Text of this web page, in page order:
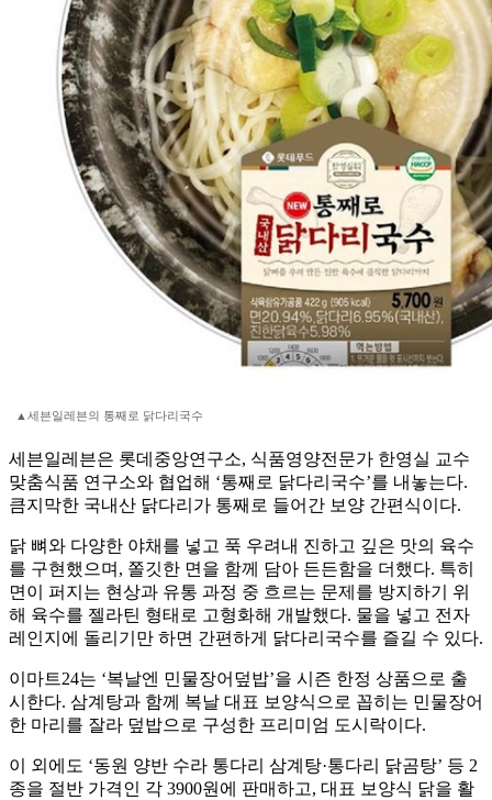
▲세븐일레븐의 통째로 닭다리국수
세븐일레븐은 롯데중앙연구소, 식품영양전문가 한영실 교수
맞춤식품 연구소와 협업해 ‘통째로 닭다리국수’를 내놓는다.
큼지막한 국내산 닭다리가 통째로 들어간 보양 간편식이다.
닭 뼈와 다양한 야채를 넣고 푹 우려내 진하고 깊은 맛의 육수
를 구현했으며, 쫄깃한 면을 함께 담아 든든함을 더했다. 특히
면이 퍼지는 현상과 유통 과정 중 흐르는 문제를 방지하기 위
해 육수를 젤라틴 형태로 고형화해 개발했다. 물을 넣고 전자
레인지에 돌리기만 하면 간편하게 닭다리국수를 즐길 수 있다.
이마트24는 ‘복날엔 민물장어덮밥’을 시즌 한정 상품으로 출
시한다. 삼계탕과 함께 복날 대표 보양식으로 꼽히는 민물장어
한 마리를 잘라 덮밥으로 구성한 프리미엄 도시락이다.
이 외에도 ‘동원 양반 수라 통다리 삼계탕·통다리 닭곰탕’ 등 2
종을 절반 가격인 각 3900원에 판매하고, 대표 보양식 닭을 활